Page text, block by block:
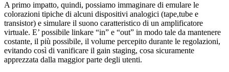
A primo impatto, quindi, possiamo immaginare di emulare le
colorazioni tipiche di alcuni dispositivi analogici (tape,tube e
transistor) e simulare il suono caratteristico di un amplificatore
virtuale. E’ possibile linkare “in” e “out” in modo tale da mantenere
costante, il più possibile, il volume percepito durante le regolazioni,
evitando così di vanificare il gain staging, cosa sicuramente
apprezzata dalla maggior parte degli utenti.